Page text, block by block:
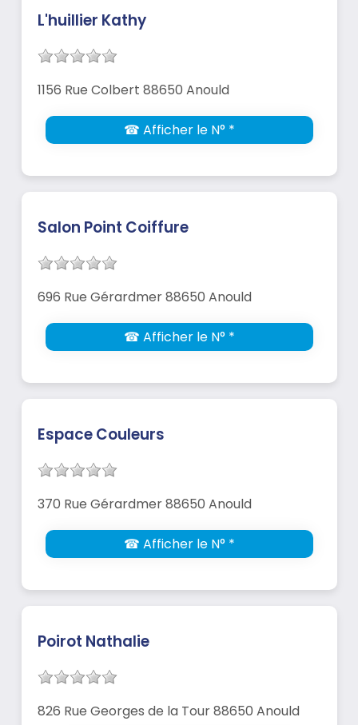
L'huillier Kathy
1156 Rue Colbert 88650 Anould
☎ Afficher le N° *
Salon Point Coiffure
696 Rue Gérardmer 88650 Anould
☎ Afficher le N° *
Espace Couleurs
370 Rue Gérardmer 88650 Anould
☎ Afficher le N° *
Poirot Nathalie
826 Rue Georges de la Tour 88650 Anould